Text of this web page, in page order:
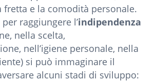
fretta e la comodità personale.
raggiungere l’indipendenza
nella scelta,
nell’igiene personale, nella
si può immaginare il
alcuni stadi di sviluppo: